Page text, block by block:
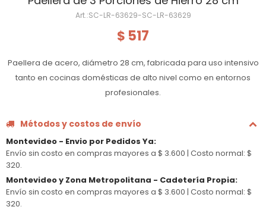
SC-LR-63629-SC-LR-63629
$ 517
Paellera de acero, diámetro 28 cm, fabricada para uso intensivo
tanto en cocinas domésticas de alto nivel como en entornos
profesionales.
Métodos y costos de envío
Montevideo - Envio por Pedidos Ya:
Envío sin costo en compras mayores a $ 3.600 | Costo normal: $
320.
Montevideo y Zona Metropolitana - Cadetería Propia:
Envío sin costo en compras mayores a $ 3.600 | Costo normal: $
320.